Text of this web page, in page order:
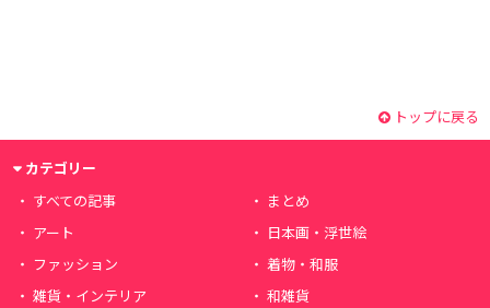
トップに戻る
カテゴリー
すべての記事
まとめ
アート
日本画・浮世絵
ファッション
着物・和服
雑貨・インテリア
和雑貨